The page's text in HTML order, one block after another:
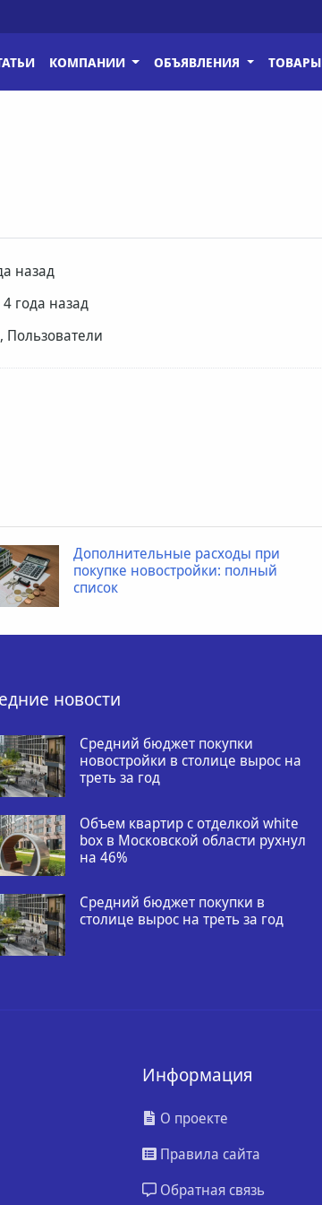
КОМПАНИИ ОБЪЯВЛЕНИЯ ТОВАРЫ
назад
4 года назад
Дополнительные расходы при
покупке новостройки: полный
список
новости
Средний бюджет покупки
новостройки в столице вырос на
треть за год
Объем квартир с отделкой white
box в Московской области рухнул
на 46%
Средний бюджет покупки в
столице вырос на треть за год
Информация
О проекте
Правила сайта
Обратная связь